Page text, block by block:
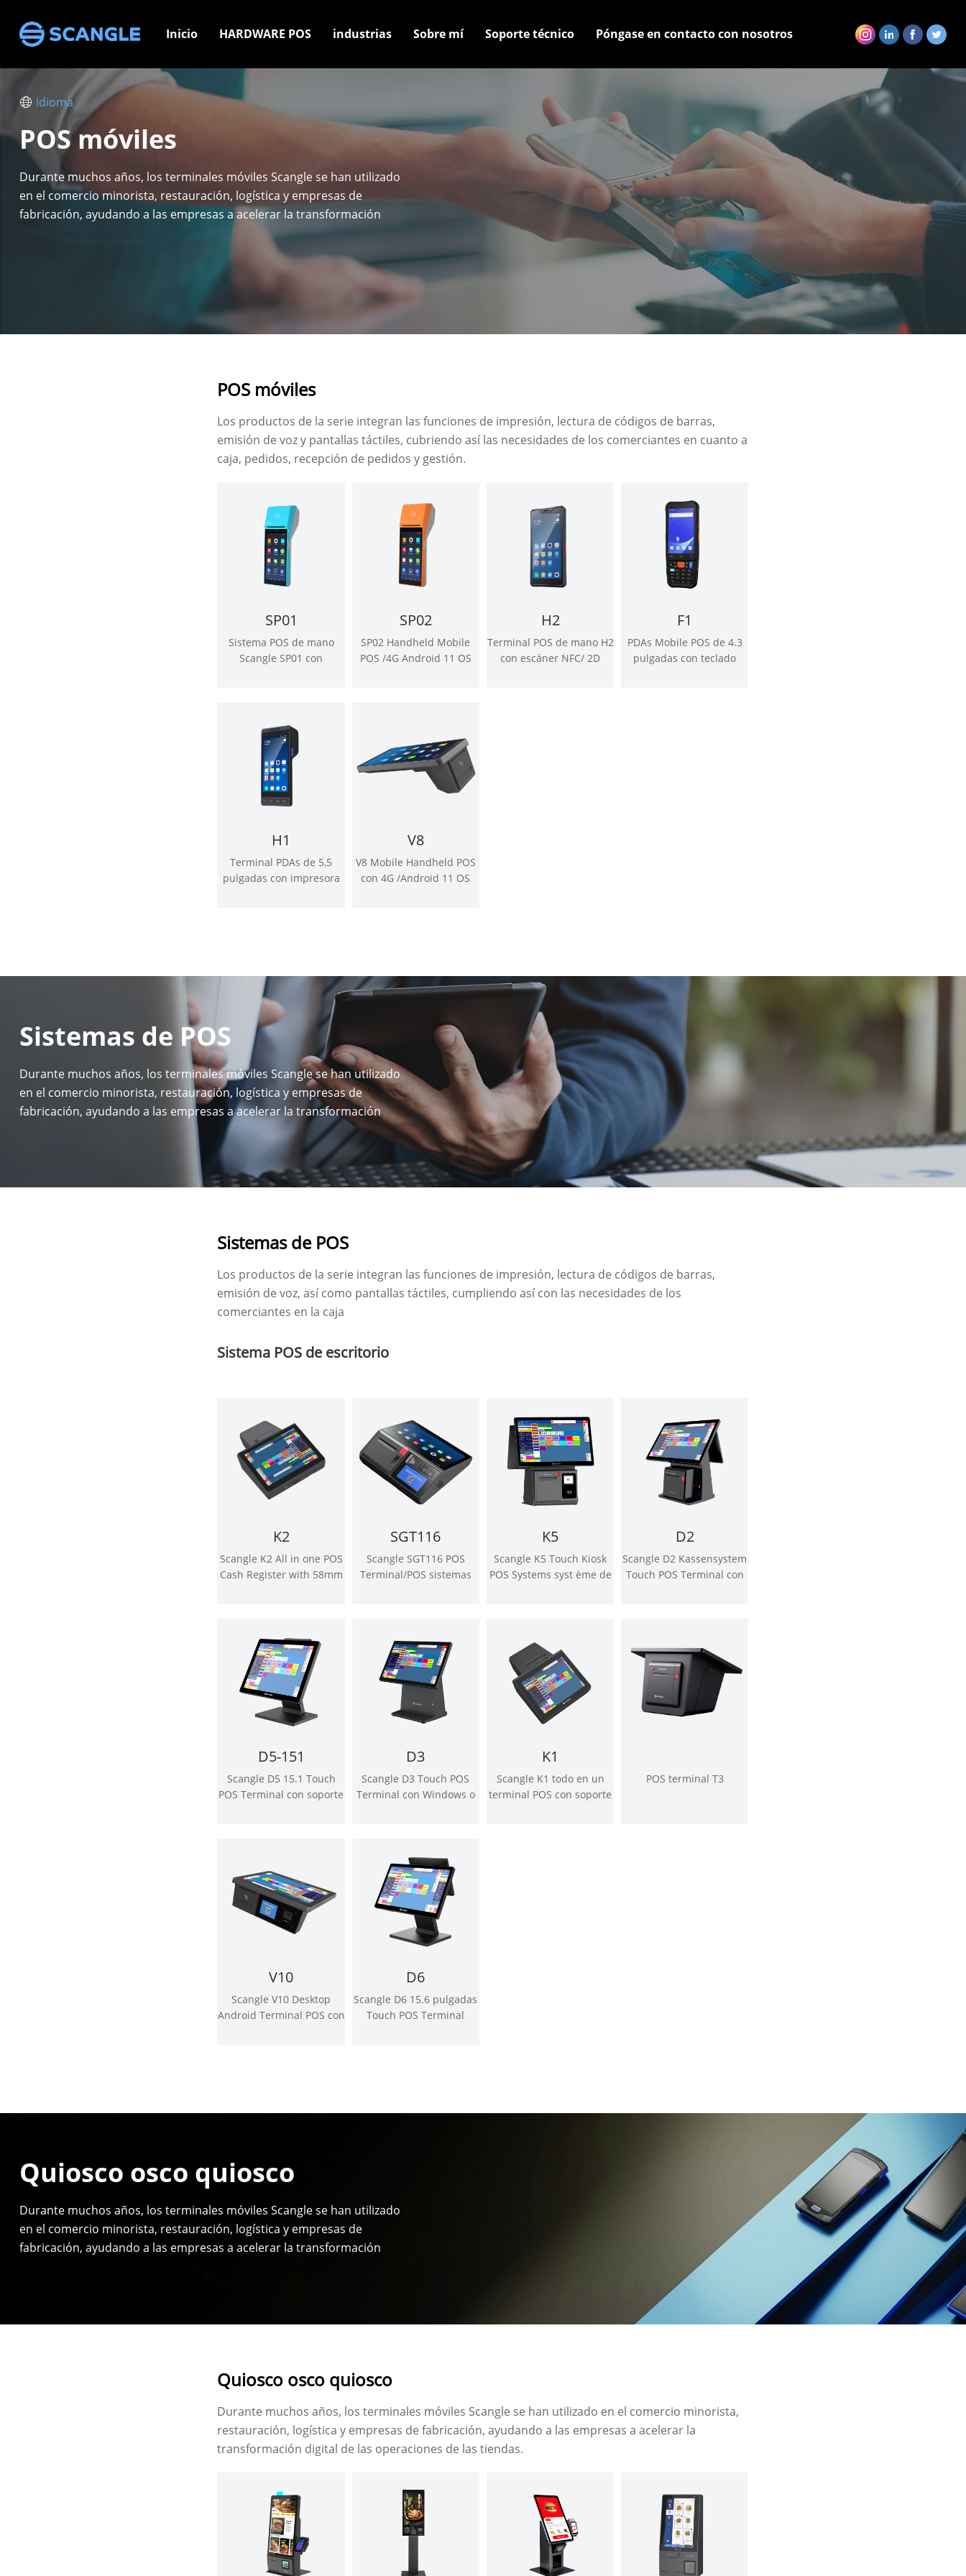
Inicio HARDWARE POS industrias Sobre mí Soporte técnico Póngase en contacto con nosotros
idioma
POS móviles
Durante muchos años, los terminales móviles Scangle se han utilizado
en el comercio minorista, restauración, logística y empresas de
fabricación, ayudando a las empresas a acelerar la transformación
digital de las operaciones de las tiendas.
POS móviles
Los productos de la serie integran las funciones de impresión, lectura de códigos de barras,
emisión de voz y pantallas táctiles, cubriendo así las necesidades de los comerciantes en cuanto a
caja, pedidos, recepción de pedidos y gestión.
SP01
Sistema POS de mano
Scangle SP01 con
SP02
SP02 Handheld Mobile
POS /4G Android 11 OS
H2
Terminal POS de mano H2
con escáner NFC/ 2D
F1
PDAs Mobile POS de 4.3
pulgadas con teclado
H1
Terminal PDAs de 5,5
pulgadas con impresora
V8
V8 Mobile Handheld POS
con 4G /Android 11 OS
Sistemas de POS
Durante muchos años, los terminales móviles Scangle se han utilizado
en el comercio minorista, restauración, logística y empresas de
fabricación, ayudando a las empresas a acelerar la transformación
digital de las operaciones de las tiendas.
Sistemas de POS
Los productos de la serie integran las funciones de impresión, lectura de códigos de barras,
emisión de voz, así como pantallas táctiles, cumpliendo así con las necesidades de los
comerciantes en la caja
Sistema POS de escritorio
K2
Scangle K2 All in one POS
Cash Register with 58mm
SGT116
Scangle SGT116 POS
Terminal/POS sistemas
Windows o Android OS
K5
Scangle K5 Touch Kiosk
POS Systems syst ème de
D2
Scangle D2 Kassensystem
Touch POS Terminal con
D5-151
Scangle D5 15.1 Touch
POS Terminal con soporte
D3
Scangle D3 Touch POS
Terminal con Windows o
K1
Scangle K1 todo en un
terminal POS con soporte
POS terminal T3
V10
Scangle V10 Desktop
Android Terminal POS con
D6
Scangle D6 15.6 pulgadas
Touch POS Terminal
Quiosco osco quiosco
Durante muchos años, los terminales móviles Scangle se han utilizado
en el comercio minorista, restauración, logística y empresas de
fabricación, ayudando a las empresas a acelerar la transformación
Quiosco osco quiosco
Durante muchos años, los terminales móviles Scangle se han utilizado en el comercio minorista,
restauración, logística y empresas de fabricación, ayudando a las empresas a acelerar la
transformación digital de las operaciones de las tiendas.